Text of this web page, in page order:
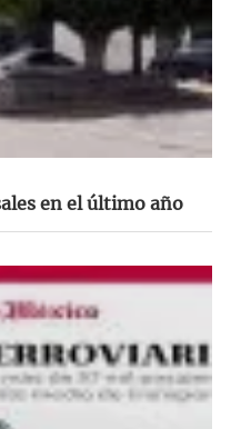
en el último año